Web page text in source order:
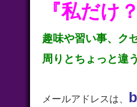
『私だけ？
趣味や習い事、ク
周りとちょっと違
メールアドレスは、 b